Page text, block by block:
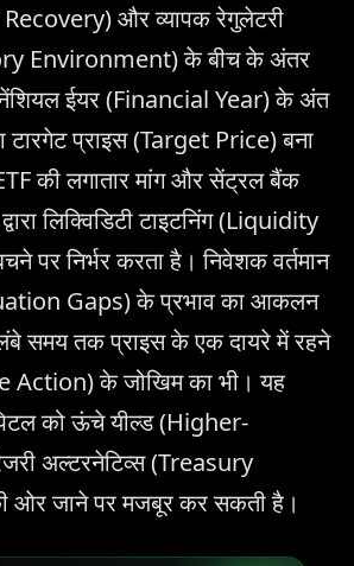
और व्यापक रेगुलेटरी
Environment) के बीच के अंतर
ईयर (Financial Year) के अंत
टारगेट प्राइस (Target Price) बना
की लगातार मांग और सेंट्रल बैंक
लिक्विडिटी टाइटनिंग (Liquidity
पर निर्भर करता है। निवेशक वर्तमान
Gaps) के प्रभाव का आकलन
समय तक प्राइस के एक दायरे में रहने
Action) के जोखिम का भी। यह
को ऊंचे यील्ड (Higher-
अल्टरनेटिव्स (Treasury
जाने पर मजबूर कर सकती है।